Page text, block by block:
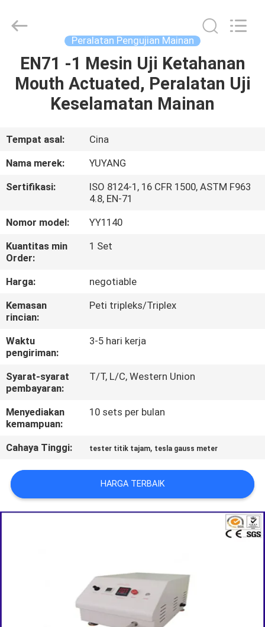
RUMAH
PRODUK
TAMPILAN
VR
TENTANG
KAMI
TUR
PABRIK
HUBUNGI
KAMI
BERITA
PERMINTAAN
PENAWARAN
SITEMAP
KEBIJAKAN
INSTRUMENT
Reserved.
Peralatan Pengujian Mainan
EN71 -1 Mesin Uji Ketahanan
Mouth Actuated, Peralatan Uji
Keselamatan Mainan
Tempat asal:
Cina
Nama merek:
YUYANG
Sertifikasi:
ISO 8124-1, 16 CFR 1500, ASTM F963
4.8, EN-71
Nomor model:
YY1140
Kuantitas min
Order:
1 Set
Harga:
negotiable
Kemasan
rincian:
Peti tripleks/Triplex
Waktu
pengiriman:
3-5 hari kerja
Syarat-syarat
pembayaran:
T/T, L/C, Western Union
Menyediakan
kemampuan:
10 sets per bulan
Cahaya Tinggi: tester titik tajam, tesla gauss meter
HARGA TERBAIK